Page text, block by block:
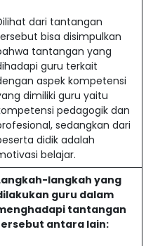
dari tantangan
bisa disimpulkan
tantangan yang
guru terkait
aspek kompetensi
dimiliki guru yaitu
pedagogik dan
sedangkan dari
didik adalah
belajar.
langkah yang
guru dalam
tantangan
antara lain: